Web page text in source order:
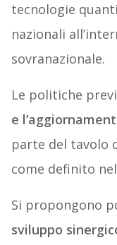
tecnologie
nazionali
sovranazionale.
Le politiche
e
parte del tavolo
come definito
Si propongono
sviluppo